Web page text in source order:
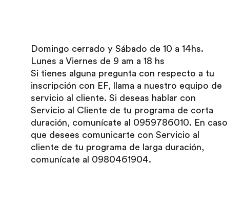
Domingo cerrado y Sábado de 10 a 14hs.
Lunes a Viernes de 9 am a 18 hs
Si tienes alguna pregunta con respecto a tu
inscripción con EF, llama a nuestro equipo de
servicio al cliente. Si deseas hablar con
Servicio al Cliente de tu programa de corta
duración, comunícate al 0959786010. En caso
que desees comunicarte con Servicio al
cliente de tu programa de larga duración,
comunícate al 0980461904.